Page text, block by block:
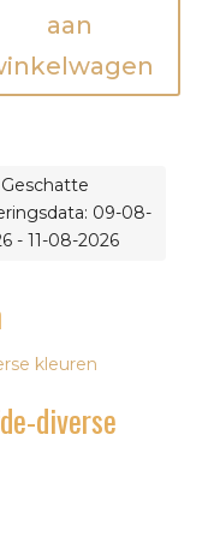
aan
Geschatte
09-08-
- 11-08-2026
diverse